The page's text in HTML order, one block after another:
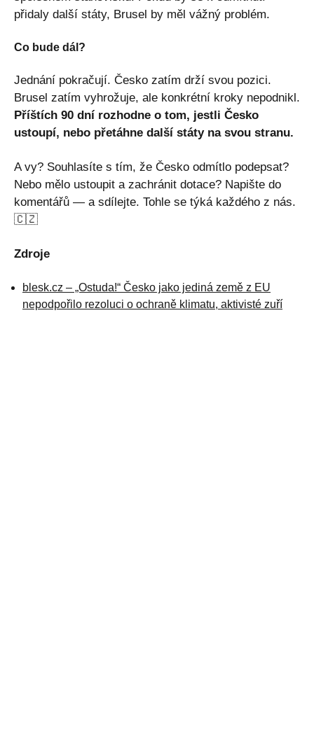
přidaly další státy, Brusel by měl vážný problém.
Co bude dál?
Jednání pokračují. Česko zatím drží svou pozici.
Brusel zatím vyhrožuje, ale konkrétní kroky nepodnikl.
Příštích 90 dní rozhodne o tom, jestli Česko
ustoupí, nebo přetáhne další státy na svou stranu.
A vy? Souhlasíte s tím, že Česko odmítlo podepsat?
Nebo mělo ustoupit a zachránit dotace? Napište do
komentářů — a sdílejte. Tohle se týká každého z nás.
🇨🇿
Zdroje
blesk.cz – „Ostuda!“ Česko jako jediná země z EU
nepodpořilo rezoluci o ochraně klimatu, aktivisté zuří